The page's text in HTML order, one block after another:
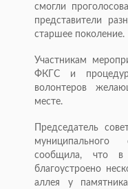
смогли
представители
старшее поколение.
Участникам
ФКГС и
волонтеров
месте.
Председатель
сообщила, что
благоустроено
аллея у